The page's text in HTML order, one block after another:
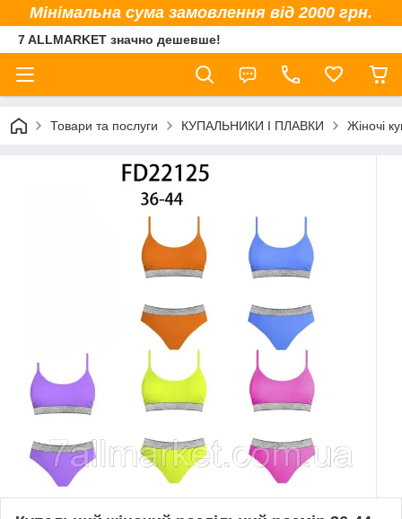
Мінімальна сума замовлення від 2000 грн.
7 ALLMARKET значно дешевше!
Товари та послуги КУПАЛЬНИКИ І ПЛАВКИ Жіночі